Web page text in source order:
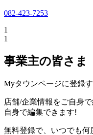
082-423-7253
1
1
事業主の皆さま
Myタウンページに登録
店舗/企業情報をご自身
自身で編集できます!
無料登録で、いつでも何